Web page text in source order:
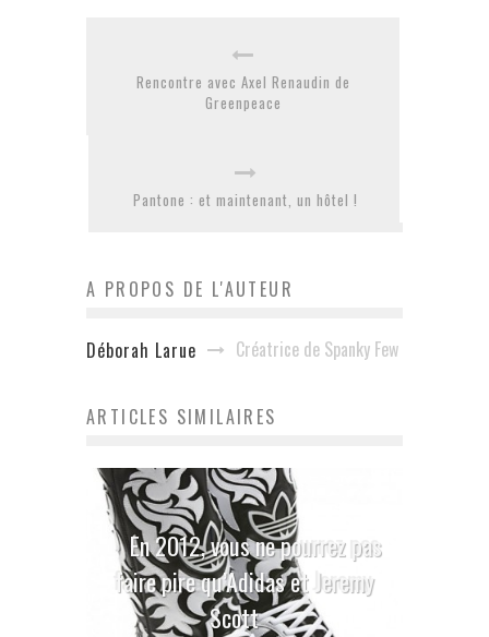
Rencontre avec Axel Renaudin de
Greenpeace
Pantone : et maintenant, un hôtel !
A PROPOS DE L'AUTEUR
Déborah Larue Créatrice de Spanky Few
ARTICLES SIMILAIRES
En 2012, vous ne pourrez pas
faire pire qu’Adidas et Jeremy
Scott